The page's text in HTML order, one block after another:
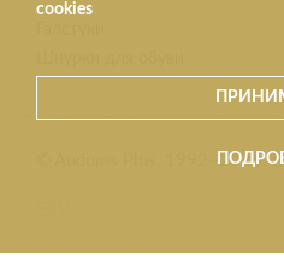
cookies
© Audums Plus, 1992–2026.